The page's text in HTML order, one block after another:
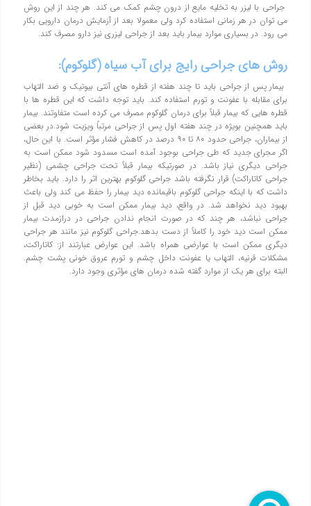
جراحی با لیزر به تخلیه مایع از درون چشم کمک می کند. هر چند از این روش
می توان در هر زمانی استفاده کرد ولی معمولا بعد از آزمایش درمان دارویی بکار
می رود. در بسیاری موارد بیمار باید بعد از جراحی لیزری نیز دارو مصرف کند.
روش های جراحی رایج برای آب سیاه (گلوکوم):
بیمار پس از جراحی باید تا چند هفته از قطره های آنتی بیوتیک و ضد التهاب
برای مقابله با عفونت و تورم استفاده کند. باید توجه داشت که این قطره ها با
قطره هایی که بیمار قبلاً برای درمان گلوکوم مصرف می کرده است متفاوتند. بیمار
باید همچنین بویژه در چند هفته اول پس از جراحی مرتباً ویزیت شود.در بعضی
از بیماران، جراحی حدود ۸۰ تا ۹۰ درصد در کاهش فشار مؤثر است. با این حال،
اگر مجرای جدید که طی جراحی بوجود آمده است مسدود شود ممکن است به
جراحی دیگری نیاز باشد. در صورتیکه بیمار قبلاً تحت جراحی چشمی (نظیر
جراحی کاتاراکت) قرار نگرفته باشد جراحی گلوکوم بهترین اثر را دارد. باید بخاطر
داشت که با اینکه جراحی گلوکوم باقیمانده دید بیمار را حفظ می کند ولی باعث
بهبود دید نخواهد شد. در واقع، دید بیمار ممکن است به خوبی دید قبل از
جراحی نباشد، هر چند که در صورت انجام ندادن جراحی در درازمدت بیمار
ممکن است دید خود را کاملاً از دست بدهد.جراحی گلوکوم نیز مانند هر جراحی
دیگری ممکن است با عوارضی همراه باشد. این عوارض عبارتند از: کاتاراکت،
مشکلات قرنیه، التهاب یا عفونت داخل چشم و تورم عروق خونی پشت چشم.
البته برای هر یک از موارد گفته شده درمان های مؤثری وجود دارد.